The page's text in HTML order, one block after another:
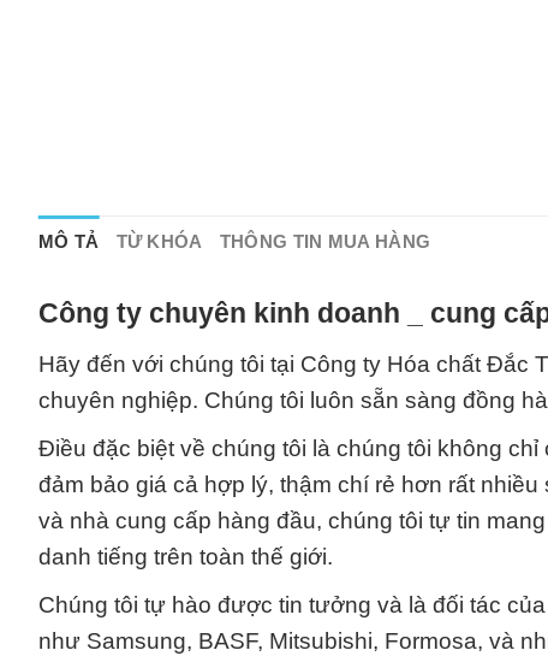
MÔ TẢ TỪ KHÓA THÔNG TIN MUA HÀNG
Công ty chuyên kinh doanh _ cung
Hãy đến với chúng tôi tại Công ty Hóa chất Đắc
chuyên nghiệp. Chúng tôi luôn sẵn sàng đồng
Điều đặc biệt về chúng tôi là chúng tôi không
đảm bảo giá cả hợp lý, thậm chí rẻ hơn rất
và nhà cung cấp hàng đầu, chúng tôi tự tin
danh tiếng trên toàn thế giới.
Chúng tôi tự hào được tin tưởng và là đối tác
như Samsung, BASF, Mitsubishi, Formosa, và